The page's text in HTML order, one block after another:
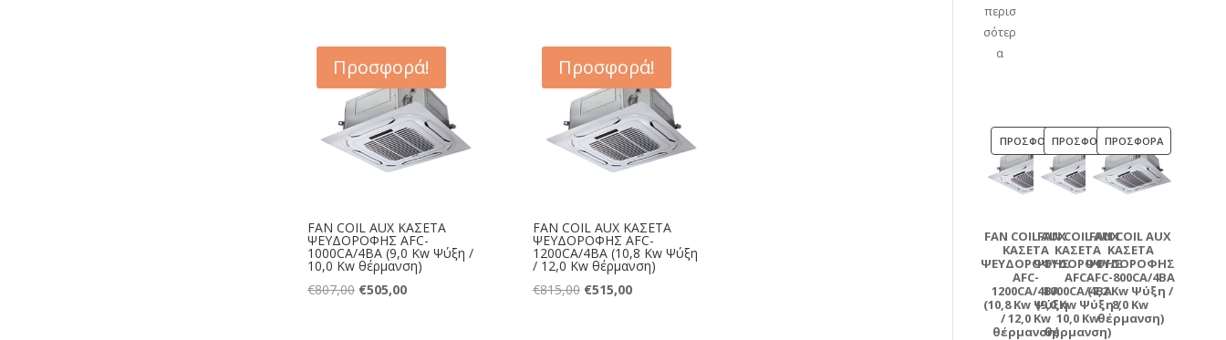
€406,72.είναι:
€265,00.
Προσφορά!
FAN COIL AUX ΚΑΣΕΤΑ
ΨΕΥΔΟΡΟΦΗΣ AFC-
1000CA/4BA (9,0 Kw Ψύξη /
10,0 Kw θέρμανση)
€807,00 Original
€505,00Η
Προσφορά!
FAN COIL AUX ΚΑΣΕΤΑ
ΨΕΥΔΟΡΟΦΗΣ AFC-
1200CA/4BA (10,8 Kw Ψύξη
/ 12,0 Kw θέρμανση)
€815,00 Original
€515,00Η
περισ
σότερ
α
ΠΡΟΣΦΟΡΆΠΡΟΪΌΝ
ΣΕ
ΠΡΟΣΦΟΡΆ
FAN COIL AUX
ΚΑΣΕΤΑ
ΨΕΥΔΟΡΟΦΗΣ
AFC-
1200CA/4BA
(10,8 Kw Ψύξη
/ 12,0 Kw
θέρμανση)
ΠΡΟΣΦΟΡΆΠΡΟΪΌΝ
ΣΕ
ΠΡΟΣΦΟΡΆ
FAN COIL AUX
ΚΑΣΕΤΑ
ΨΕΥΔΟΡΟΦΗΣ
AFC-
1000CA/4BA
(9,0 Kw Ψύξη /
10,0 Kw
θέρμανση)
ΠΡΟΣΦΟΡΆΠΡΟΪΌΝ
ΠΡΟΣΦΟΡΆ
FAN COIL AUX
ΚΑΣΕΤΑ
ΨΕΥΔΟΡΟΦΗΣ
AFC-800CA/4BA
(7,2 Kw Ψύξη /
8,0 Kw
θέρμανση)